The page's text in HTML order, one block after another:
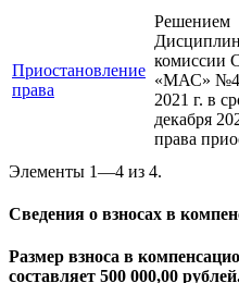
Приостановление
права
Решением
комиссии
«МАС»
2021 г. в
декабря
права
Элементы 1—4 из 4.
Сведения о взносах в
Размер взноса в
составляет 500 000,00